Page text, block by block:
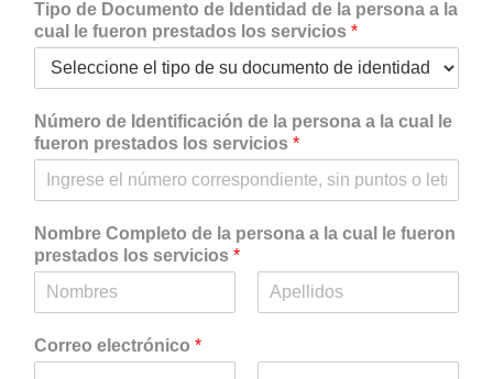
Tipo de Documento de Identidad de la persona a la
cual le fueron prestados los servicios *
Número de Identificación de la persona a la cual le
fueron prestados los servicios *
Nombre Completo de la persona a la cual le fueron
prestados los servicios *
o
m
Correo electrónico *